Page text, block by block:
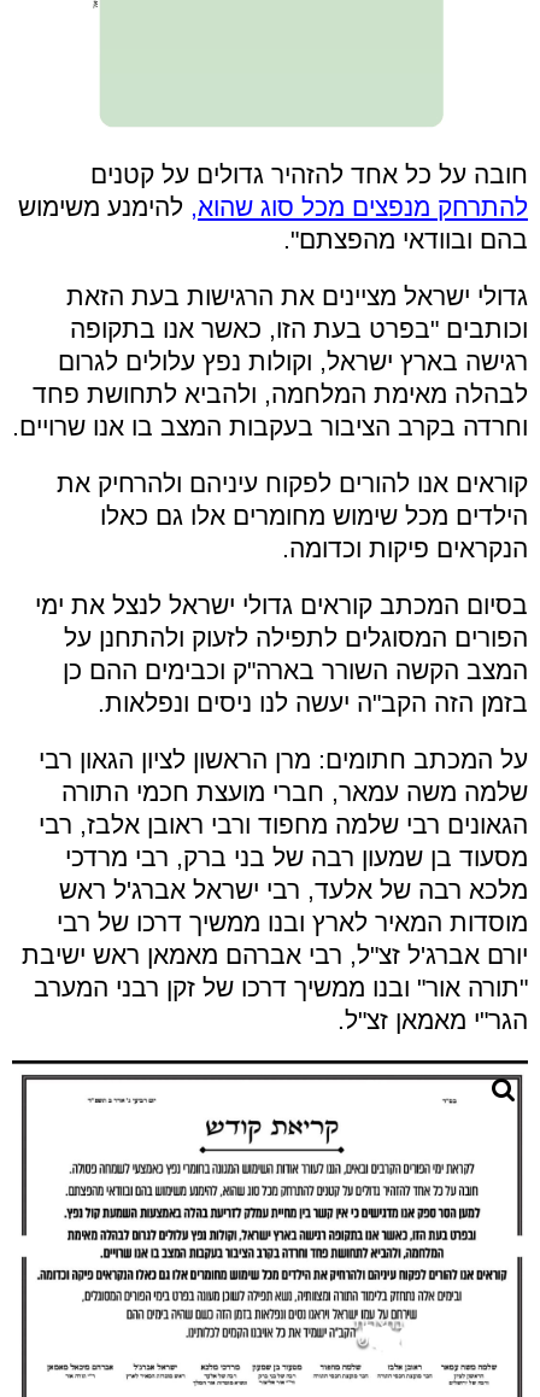
חובה על כל אחד להזהיר גדולים על קטנים
להתרחק מנפצים מכל סוג שהוא, להימנע משימוש
בהם ובוודאי מהפצתם".
גדולי ישראל מציינים את הרגישות בעת הזאת
וכותבים "בפרט בעת הזו, כאשר אנו בתקופה
רגישה בארץ ישראל, וקולות נפץ עלולים לגרום
לבהלה מאימת המלחמה, ולהביא לתחושת פחד
וחרדה בקרב הציבור בעקבות המצב בו אנו שרויים.
קוראים אנו להורים לפקוח עיניהם ולהרחיק את
הילדים מכל שימוש מחומרים אלו גם כאלו
הנקראים פיקות וכדומה.
בסיום המכתב קוראים גדולי ישראל לנצל את ימי
הפורים המסוגלים לתפילה לזעוק ולהתחנן על
המצב הקשה השורר בארה"ק וכבימים ההם כן
בזמן הזה הקב"ה יעשה לנו ניסים ונפלאות.
על המכתב חתומים: מרן הראשון לציון הגאון רבי
שלמה משה עמאר, חברי מועצת חכמי התורה
הגאונים רבי שלמה מחפוד ורבי ראובן אלבז, רבי
מסעוד בן שמעון רבה של בני ברק, רבי מרדכי
מלכא רבה של אלעד, רבי ישראל אברג'ל ראש
מוסדות המאיר לארץ ובנו ממשיך דרכו של רבי
יורם אברג'ל זצ"ל, רבי אברהם מאמאן ראש ישיבת
"תורה אור" ובנו ממשיך דרכו של זקן רבני המערב
הגר"י מאמאן זצ"ל.